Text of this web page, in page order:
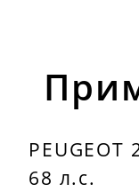
PEUGEOT
68 л.с.